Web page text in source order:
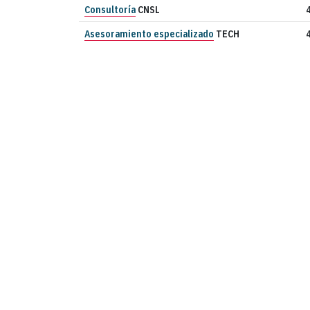
Consultoría CNSL
Asesoramiento especializado TECH